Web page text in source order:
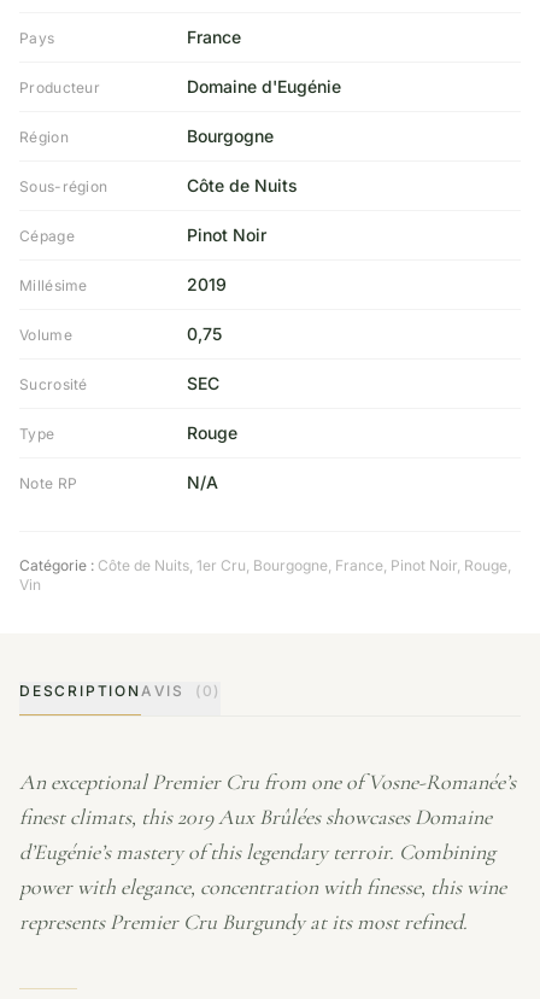
Pays France
Producteur Domaine d'Eugénie
Région Bourgogne
Sous-région Côte de Nuits
Cépage Pinot Noir
Millésime 2019
Volume 0,75
Sucrosité SEC
Type Rouge
Note RP N/A
Catégorie : Côte de Nuits, 1er Cru, Bourgogne, France, Pinot Noir, Rouge,
Vin
DESCRIPTION AVIS (0)
An exceptional Premier Cru from one of Vosne-Romanée’s
finest climats, this 2019 Aux Brûlées showcases Domaine
d’Eugénie’s mastery of this legendary terroir. Combining
power with elegance, concentration with finesse, this wine
represents Premier Cru Burgundy at its most refined.